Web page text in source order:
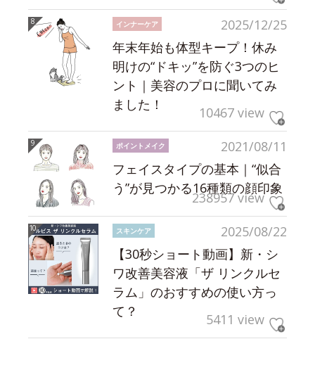
2025/12/25
インナーケア
年末年始も体型キープ！休み
明けの“ドキッ”を防ぐ3つのヒ
ント｜美容のプロに聞いてみ
ました！
10467 view
2021/08/11
ポイントメイク
フェイスタイプの基本｜“似合
う”が見つかる16種類の顔印象
238957 view
2025/08/22
スキンケア
【30秒ショート動画】新・シ
ワ改善美容液「ザ リンクルセ
ラム」のおすすめの使い方っ
て？
5411 view